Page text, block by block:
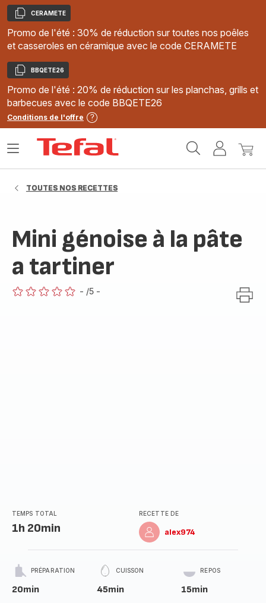
Copier
CERAMETE
Promo de l'été : 30% de réduction sur toutes nos poêles
et casseroles en céramique avec le code CERAMETE
Copier
BBQETE26
Promo de l'été : 20% de réduction sur les planchas, grills et
barbecues avec le code BBQETE26
Conditions de l'offre
MonMon
Ouvrir
TOUTES NOS RECETTES
Mini génoise à la pâte
a tartiner
- /5 -
TEMPS TOTAL
1h 20min
RECETTE DE
alex974
PRÉPARATION
20min
CUISSON
45min
REPOS
15min